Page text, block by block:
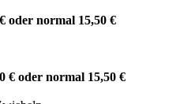
oder normal 15,50 €
€ oder normal 15,50 €